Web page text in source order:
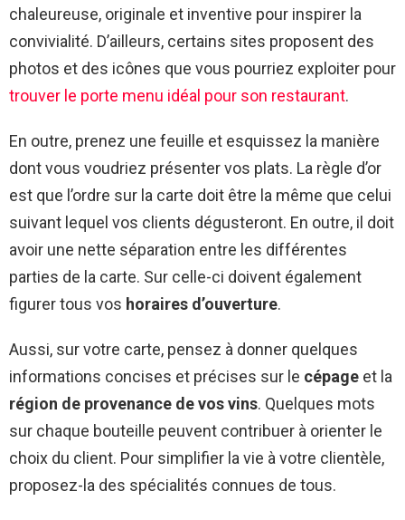
chaleureuse, originale et inventive pour inspirer la
convivialité. D’ailleurs, certains sites proposent des
photos et des icônes que vous pourriez exploiter pour
trouver le porte menu idéal pour son restaurant.
En outre, prenez une feuille et esquissez la manière
dont vous voudriez présenter vos plats. La règle d’or
est que l’ordre sur la carte doit être la même que celui
suivant lequel vos clients dégusteront. En outre, il doit
avoir une nette séparation entre les différentes
parties de la carte. Sur celle-ci doivent également
figurer tous vos horaires d’ouverture.
Aussi, sur votre carte, pensez à donner quelques
informations concises et précises sur le cépage et la
région de provenance de vos vins. Quelques mots
sur chaque bouteille peuvent contribuer à orienter le
choix du client. Pour simplifier la vie à votre clientèle,
proposez-la des spécialités connues de tous.